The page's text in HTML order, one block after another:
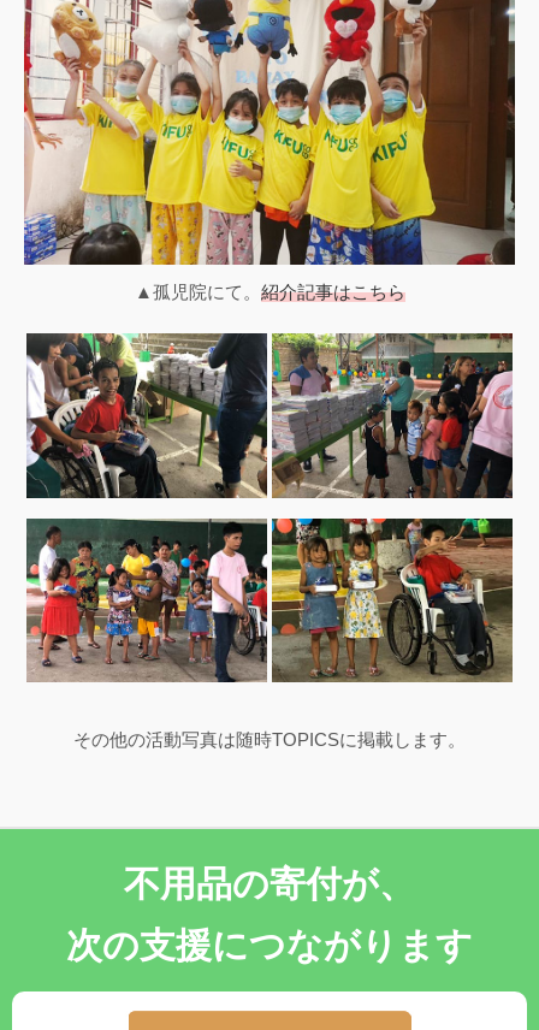
▲孤児院にて。 紹介記事はこちら
その他の活動写真は随時TOPICSに掲載します。
不用品の寄付が、
次の支援につながります